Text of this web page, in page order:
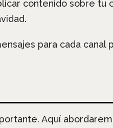
contenido sobre tu
para cada canal
Aquí